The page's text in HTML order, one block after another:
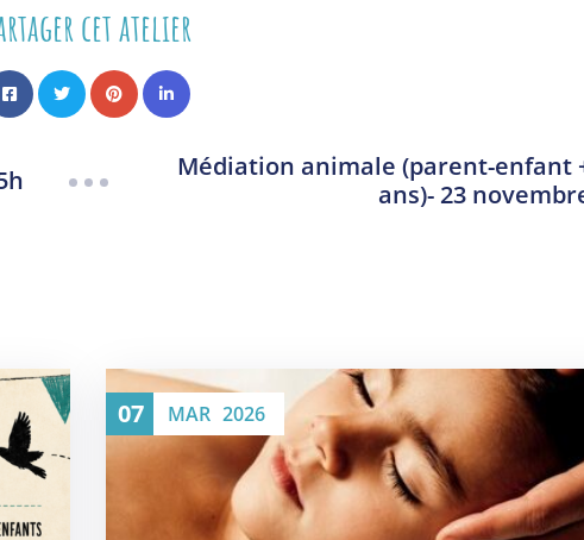
cet atelier
Médiation animale (parent-enfant
ans)- 23
07 MAR 2026